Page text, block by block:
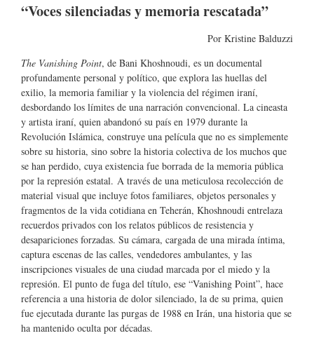
“Voces silenciadas y memoria rescatada”
Por Kristine Balduzzi
The Vanishing Point, de Bani Khoshnoudi, es un documental
profundamente personal y político, que explora las huellas del
exilio, la memoria familiar y la violencia del régimen iraní,
desbordando los límites de una narración convencional. La cineasta
y artista iraní, quien abandonó su país en 1979 durante la
Revolución Islámica, construye una película que no es simplemente
sobre su historia, sino sobre la historia colectiva de los muchos que
se han perdido, cuya existencia fue borrada de la memoria pública
por la represión estatal. A través de una meticulosa recolección de
material visual que incluye fotos familiares, objetos personales y
fragmentos de la vida cotidiana en Teherán, Khoshnoudi entrelaza
recuerdos privados con los relatos públicos de resistencia y
desapariciones forzadas. Su cámara, cargada de una mirada íntima,
captura escenas de las calles, vendedores ambulantes, y las
inscripciones visuales de una ciudad marcada por el miedo y la
represión. El punto de fuga del título, ese “Vanishing Point”, hace
referencia a una historia de dolor silenciado, la de su prima, quien
fue ejecutada durante las purgas de 1988 en Irán, una historia que se
ha mantenido oculta por décadas.